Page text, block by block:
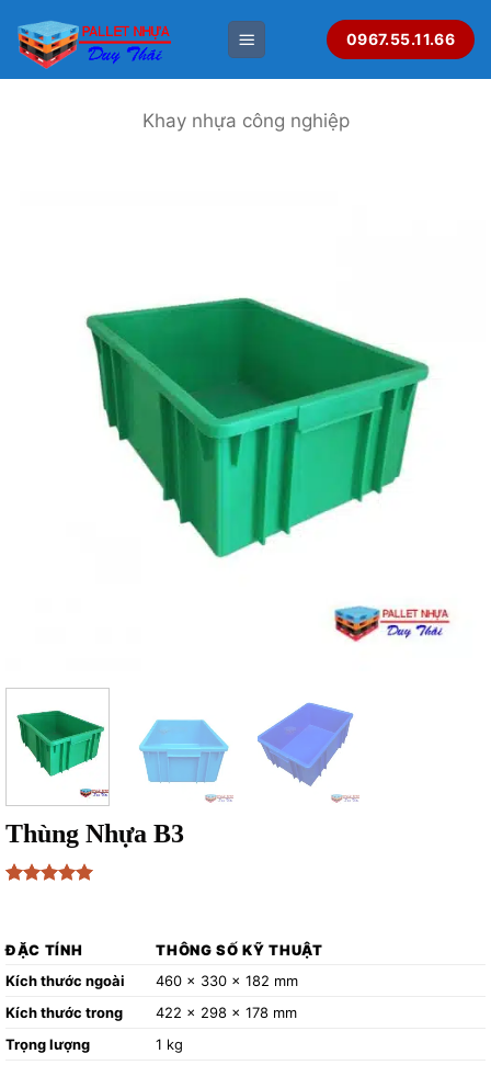
qua
0967.55.11.66
Khay nhựa công nghiệp
Thùng Nhựa B3
ĐẶC TÍNH
THÔNG SỐ KỸ THUẬT
Kích thước ngoài
460 x 330 x 182 mm
Kích thước trong
422 x 298 x 178 mm
Trọng lượng
1 kg